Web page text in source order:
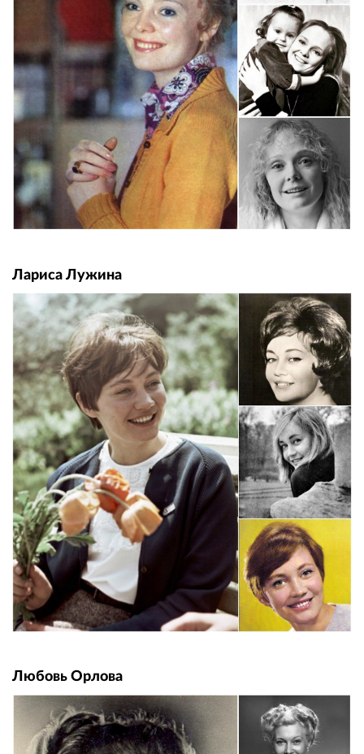
Лариса Лужина
Любовь Орлова